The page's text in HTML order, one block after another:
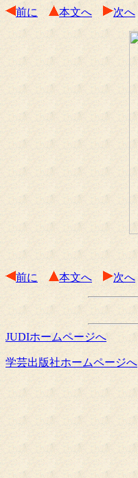
前に 本文へ 次へ
前に 本文へ 次へ
JUDIホームページへ
学芸出版社ホームページへ